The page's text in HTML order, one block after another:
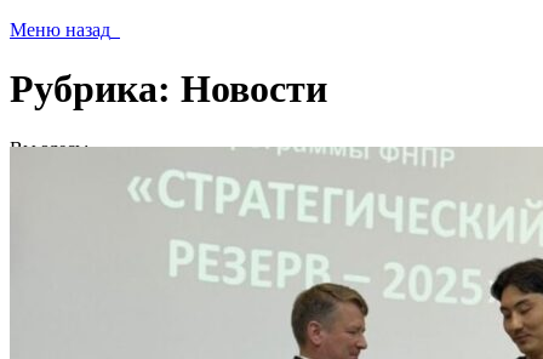
Меню назад
Рубрика: Новости
Вы здесь:
В категории: "Новости"